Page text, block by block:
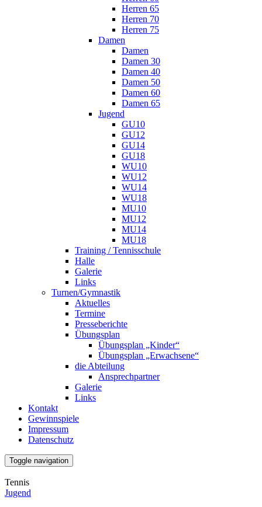
Herren 65
Herren 70
Herren 75
Damen
Damen
Damen 30
Damen 40
Damen 50
Damen 60
Damen 65
Jugend
GU10
GU12
GU14
GU18
WU10
WU12
WU14
WU18
MU10
MU12
MU14
MU18
Training / Tennisschule
Halle
Galerie
Links
Turnen/Gymnastik
Aktuelles
Termine
Presseberichte
Übungsplan
Übungsplan „Kinder“
Übungsplan „Erwachsene“
die Abteilung
Ansprechpartner
Galerie
Links
Kontakt
Gewinnspiele
Impressum
Datenschutz
Toggle navigation
Tennis
Jugend